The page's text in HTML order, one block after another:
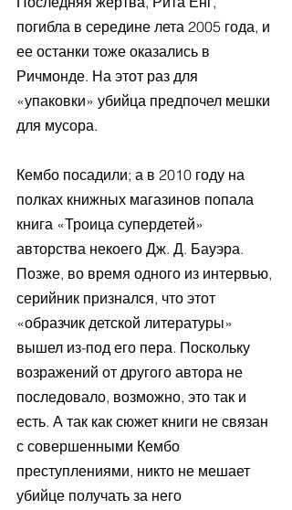
погибла в середине лета 2005 года, и
ее останки тоже оказались в
Ричмонде. На этот раз для
«упаковки» убийца предпочел мешки
для мусора.
Кембо посадили; а в 2010 году на
полках книжных магазинов попала
книга «Троица супердетей»
авторства некоего Дж. Д. Бауэра.
Позже, во время одного из интервью,
серийник признался, что этот
«образчик детской литературы»
вышел из-под его пера. Поскольку
возражений от другого автора не
последовало, возможно, это так и
есть. А так как сюжет книги не связан
с совершенными Кембо
преступлениями, никто не мешает
убийце получать за него